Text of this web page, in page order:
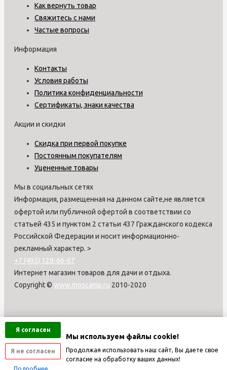
Я согласен
Я не согласен
Мы используем файлы cookie!
Продолжая использовать наш сайт, Вы даете свое
согласие на обработку ваших данных!
Как вернуть товар
Свяжитесь с нами
Частые вопросы
Информация
Контакты
Условия работы
Политика конфиденциальности
Сертификаты, знаки качества
Акции и скидки
Скидка при первой покупке
Постоянным покупателям
Уцененные товары
Мы в социальных сетях
Информация, размещенная на данном сайте,не является
офертой или публичной офертой в соответствии со
статьей 435 и пунктом 2 статьи 437 Гражданского кодекса
Российской Федерации и носит информационно-
рекламный характер. >
+7 (495) 128-66-67
Интернет магазин товаров для дачи и отдыха.
Copyright © www.moscamp.ru 2010-2020